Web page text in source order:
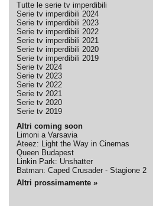
Tutte le serie tv imperdibili
Serie tv imperdibili 2024
Serie tv imperdibili 2023
Serie tv imperdibili 2022
Serie tv imperdibili 2021
Serie tv imperdibili 2020
Serie tv imperdibili 2019
Serie tv 2024
Serie tv 2023
Serie tv 2022
Serie tv 2021
Serie tv 2020
Serie tv 2019
Altri coming soon
Limoni a Varsavia
Ateez: Light the Way in Cinemas
Queen Budapest
Linkin Park: Unshatter
Batman: Caped Crusader - Stagione 2
Altri prossimamente »